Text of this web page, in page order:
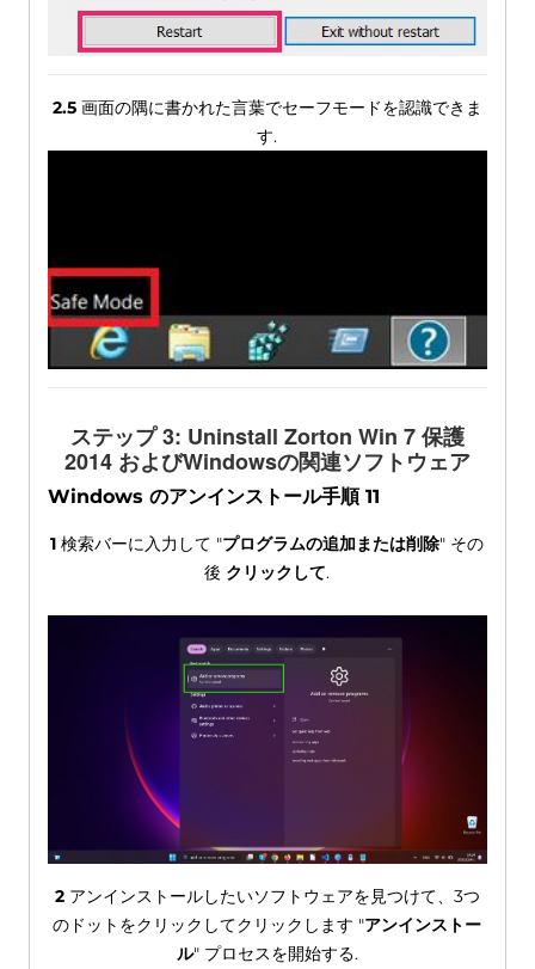
2.5画面の隅に書かれた言葉でセーフモードを認識できま
す.
ステップ 3: Uninstall Zorton Win 7 保護
2014 およびWindowsの関連ソフトウェア
Windows のアンインストール手順 11
1 検索バーに入力して "プログラムの追加または削除" その
後 クリックして.
2アンインストールしたいソフトウェアを見つけて、3つ
のドットをクリックしてクリックします "アンインストー
ル" プロセスを開始する.